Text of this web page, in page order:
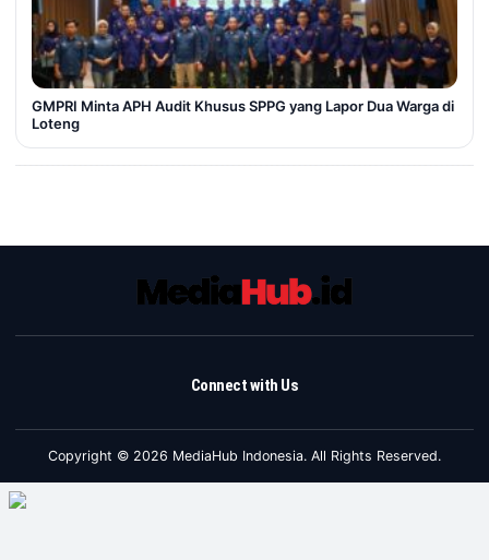
GMPRI Minta APH Audit Khusus SPPG yang Lapor Dua Warga di
Loteng
Connect with Us
Copyright © 2026 MediaHub Indonesia. All Rights Reserved.